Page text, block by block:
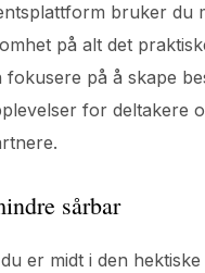
bruker du
på alt det
fokusere på å skape
for deltakere
sårbar
er midt i den